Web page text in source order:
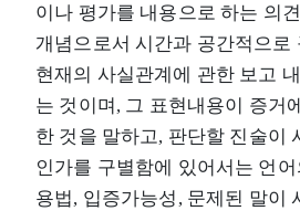
이나 평가를 내용으로 하는 의
개념으로서 시간과 공간적으로
현재의 사실관계에 관한 보고
는 것이며, 그 표현내용이 증거
한 것을 말하고, 판단할 진술이
인가를 구별함에 있어서는 언
용법, 입증가능성, 문제된 말이